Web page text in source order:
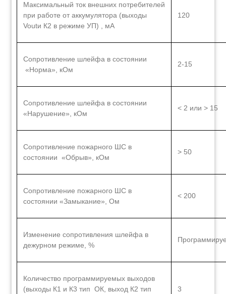
Максимальный ток внешних потребителей
при работе от аккумулятора (выходы
Voutи К2 в режиме УП) , мА
120
Сопротивление шлейфа в состоянии
«Норма», кОм
2-15
Сопротивление шлейфа в состоянии
«Нарушение», кОм
< 2 или > 15
Сопротивление пожарного ШС в
состоянии «Обрыв», кОм
> 50
Сопротивление пожарного ШС в
состоянии «Замыкание», Ом
< 200
Изменение сопротивления шлейфа в
дежурном режиме, %
Количество программируемых выходов
(выходы К1 и К3 тип ОК, выход К2 тип
3